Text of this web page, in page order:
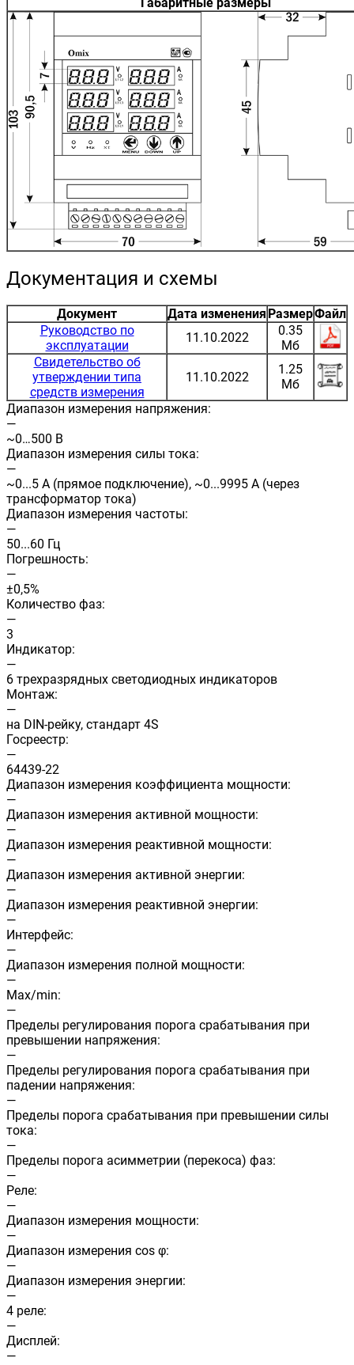
Документация и схемы
Документ Дата изменения РазмерФайл
Руководство по
эксплуатации
11.10.2022
0.35
Мб
Свидетельство об
утверждении типа
средств измерения
11.10.2022
1.25
Мб
Диапазон измерения напряжения:
—
~0…500 В
Диапазон измерения силы тока:
—
~0...5 А (прямое подключение), ~0...9995 А (через
трансформатор тока)
Диапазон измерения частоты:
—
50...60 Гц
Погрешность:
—
±0,5%
Количество фаз:
—
3
Индикатор:
—
6 трехразрядных светодиодных индикаторов
Монтаж:
—
на DIN-рейку, стандарт 4S
Госреестр:
—
64439-22
Диапазон измерения коэффициента мощности:
—
Диапазон измерения активной мощности:
—
Диапазон измерения реактивной мощности:
—
Диапазон измерения активной энергии:
—
Диапазон измерения реактивной энергии:
—
Интерфейс:
—
Диапазон измерения полной мощности:
—
Max/min:
—
Пределы регулирования порога срабатывания при
превышении напряжения:
—
Пределы регулирования порога срабатывания при
падении напряжения:
—
Пределы порога срабатывания при превышении силы
тока:
—
Пределы порога асимметрии (перекоса) фаз:
—
Реле:
—
Диапазон измерения мощности:
—
Диапазон измерения cos φ:
—
Диапазон измерения энергии:
—
4 реле:
—
Дисплей:
—